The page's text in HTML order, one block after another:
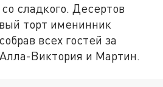
сладкого. Десертов
торт именинник
всех гостей за
Виктория и Мартин.